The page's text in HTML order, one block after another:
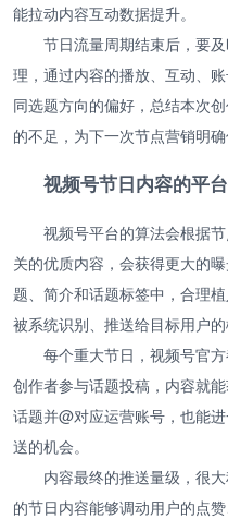
能拉动内容互动数据提升。
节日流量周期结束后，要
理，通过内容的播放、互动、
同选题方向的偏好，总结本次
的不足，为下一次节点营销明确
视频号节日内容的平
视频号平台的算法会根据
关的优质内容，会获得更大的
题、简介和话题标签中，合理
被系统识别、推送给目标用户的
每个重大节日，视频号官
创作者参与话题投稿，内容就
话题并@对应运营账号，也能
送的机会。
内容最终的推送量级，很
的节日内容能够调动用户的点